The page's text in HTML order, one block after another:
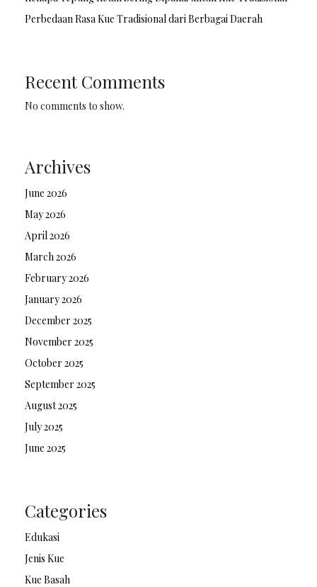
Perbedaan Rasa Kue Tradisional dari Berbagai Daerah
Recent Comments
No comments to show.
Archives
June 2026
May 2026
April 2026
March 2026
February 2026
January 2026
December 2025
November 2025
October 2025
September 2025
August 2025
July 2025
June 2025
Categories
Edukasi
Jenis Kue
Kue Basah